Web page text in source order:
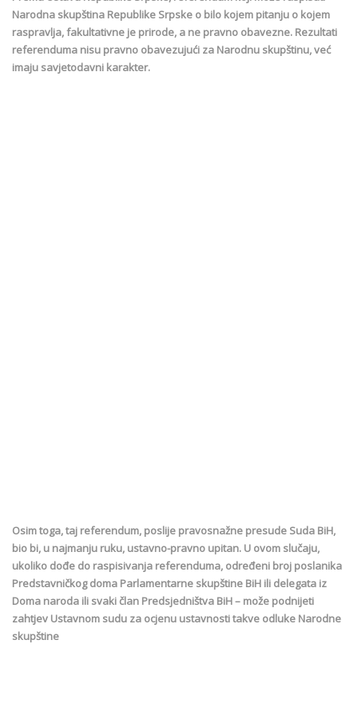
Narodna skupština Republike Srpske o bilo kojem pitanju o kojem
raspravlja, fakultativne je prirode, a ne pravno obavezne. Rezultati
referenduma nisu pravno obavezujući za Narodnu skupštinu, već
imaju savjetodavni karakter.
Osim toga, taj referendum, poslije pravosnažne presude Suda BiH,
bio bi, u najmanju ruku, ustavno-pravno upitan. U ovom slučaju,
ukoliko dođe do raspisivanja referenduma, određeni broj poslanika
Predstavničkog doma Parlamentarne skupštine BiH ili delegata iz
Doma naroda ili svaki član Predsjedništva BiH – može podnijeti
zahtjev Ustavnom sudu za ocjenu ustavnosti takve odluke Narodne
skupštine